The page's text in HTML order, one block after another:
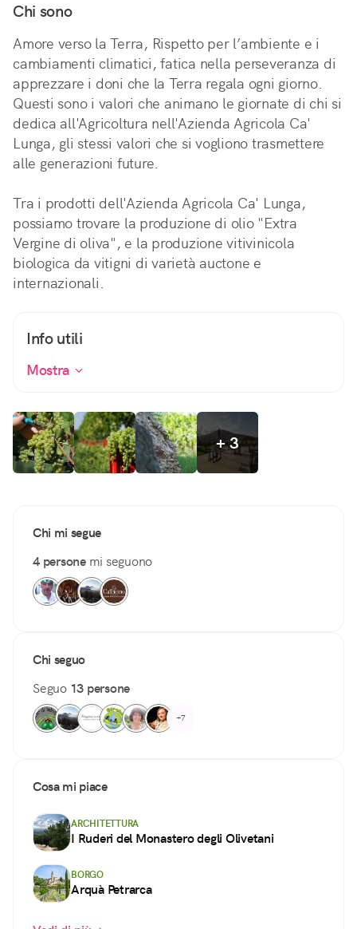
Chi sono
Amore verso la Terra, Rispetto per l’ambiente e i
cambiamenti climatici, fatica nella perseveranza di
apprezzare i doni che la Terra regala ogni giorno.
Questi sono i valori che animano le giornate di chi si
dedica all'Agricoltura nell'Azienda Agricola Ca'
Lunga, gli stessi valori che si vogliono trasmettere
alle generazioni future.
Tra i prodotti dell'Azienda Agricola Ca' Lunga,
possiamo trovare la produzione di olio "Extra
Vergine di oliva", e la produzione vitivinicola
biologica da vitigni di varietà auctone e
internazionali.
Info utili
Mostra
+ 3
Chi mi segue
4 personemi seguono
Chi seguo
Seguo 13 persone
+7
Cosa mi piace
ARCHITETTURA
I Ruderi del Monastero degli Olivetani
BORGO
Arquà Petrarca